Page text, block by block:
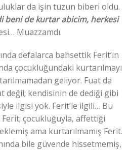
da işin tuzun biberi oldu.
beni de kurtar abicim, herkesi
Muazzamdı.
defalarca bahsettik Ferit’in
çocukluğundaki kurtarılmayı
geliyor. Fuat da
değil; kendisinin de dediği gibi
ilgisi yok. Ferit’le ilgili… Bu
çocukluğuyla, affettiği
ama kurtarılmamış Ferit.
bile güvende hissetmemiş,